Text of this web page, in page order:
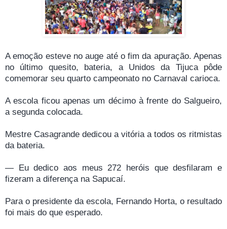
A emoção esteve no auge até o fim da apuração. Apenas
no último quesito, bateria, a Unidos da Tijuca pôde
comemorar seu quarto campeonato no Carnaval carioca.
A escola ficou apenas um décimo à frente do Salgueiro,
a segunda colocada.
Mestre Casagrande dedicou a vitória a todos os ritmistas
da bateria.
— Eu dedico aos meus 272 heróis que desfilaram e
fizeram a diferença na Sapucaí.
Para o presidente da escola, Fernando Horta, o resultado
foi mais do que esperado.